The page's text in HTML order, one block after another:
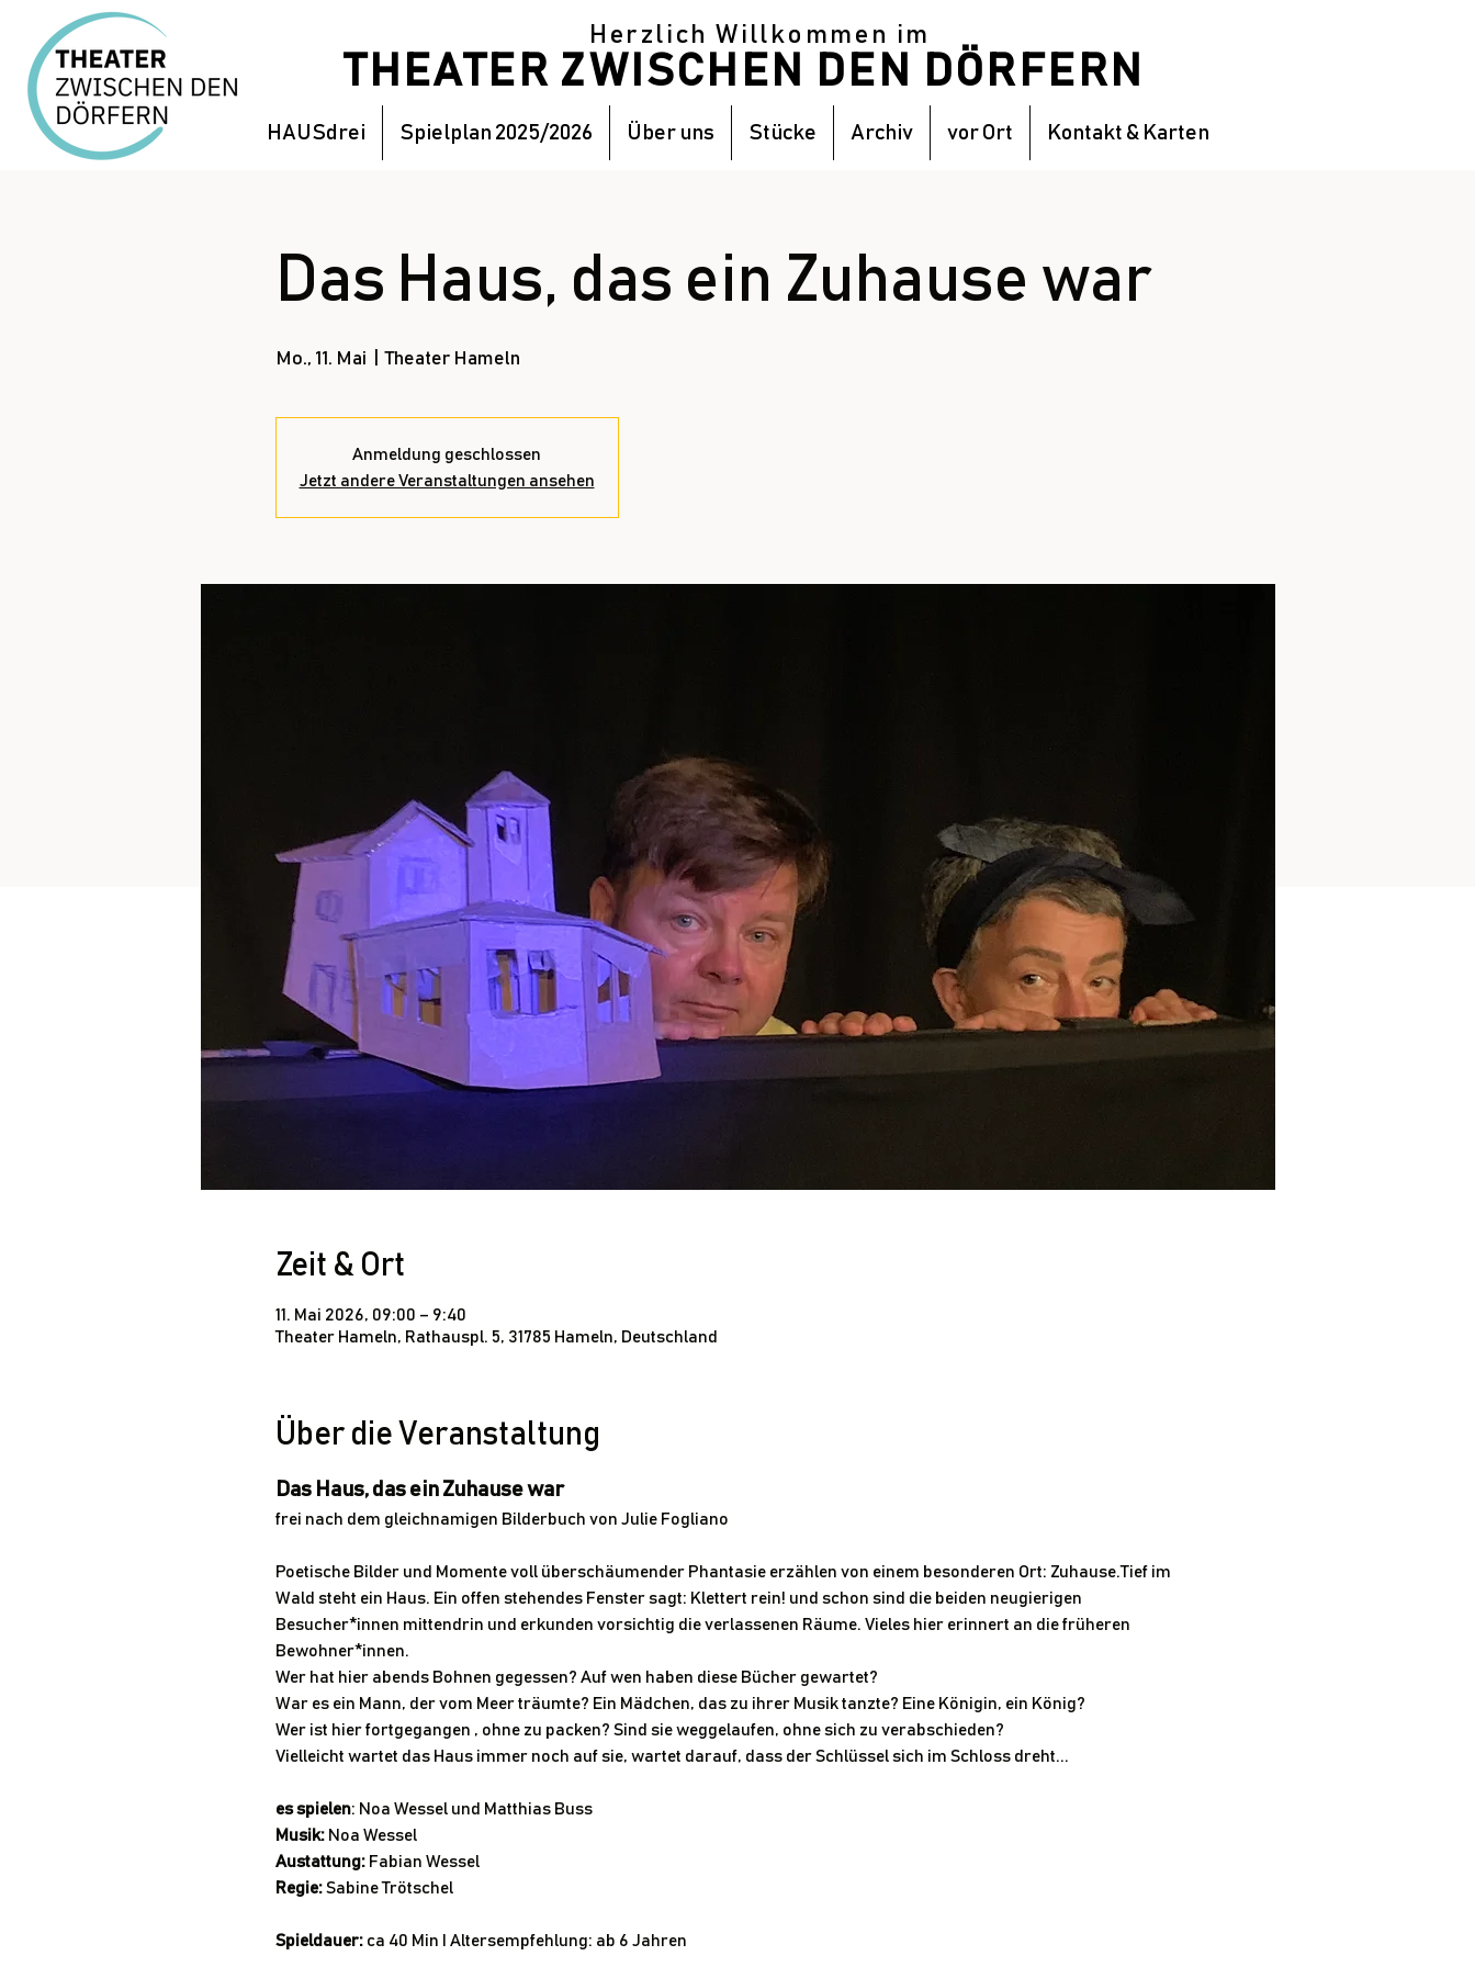
Herzlich Willkommen im
THEATER ZWISCHEN DEN DÖRFERN
HAUSdrei Spielplan 2025/2026 Über uns Stücke Archiv vor Ort Kontakt & Karten
Das Haus, das ein Zuhause war
Mo., 11. Mai
  |
Theater Hameln
Anmeldung geschlossen
Jetzt andere Veranstaltungen ansehen
Zeit & Ort
11. Mai 2026, 09:00 – 9:40
Theater Hameln, Rathauspl. 5, 31785 Hameln, Deutschland
Über die Veranstaltung
Das Haus, das ein Zuhause war
frei nach dem gleichnamigen Bilderbuch von Julie Fogliano
Poetische Bilder und Momente voll überschäumender Phantasie erzählen von einem besonderen Ort: Zuhause.Tief im
Wald steht ein Haus. Ein offen stehendes Fenster sagt: Klettert rein! und schon sind die beiden neugierigen
Besucher*innen mittendrin und erkunden vorsichtig die verlassenen Räume. Vieles hier erinnert an die früheren
Bewohner*innen.
Wer hat hier abends Bohnen gegessen? Auf wen haben diese Bücher gewartet?
War es ein Mann, der vom Meer träumte? Ein Mädchen, das zu ihrer Musik tanzte? Eine Königin, ein König?
Wer ist hier fortgegangen , ohne zu packen? Sind sie weggelaufen, ohne sich zu verabschieden?
Vielleicht wartet das Haus immer noch auf sie, wartet darauf, dass der Schlüssel sich im Schloss dreht...
es spielen: Noa Wessel und Matthias Buss
Musik: Noa Wessel
Austattung: Fabian Wessel
Regie: Sabine Trötschel
​Spieldauer: ca 40 Min I Altersempfehlung: ab 6 Jahren